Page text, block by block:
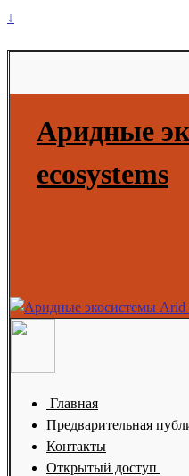
↓
Аридные
ecosystems
Главная
Предварительная
Контакты
Открытый доступ